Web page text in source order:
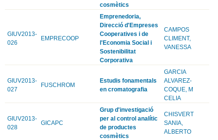
cosmètics
GIUV2013-
026
EMPRECOOP
Emprenedoria,
Direcció d'Empreses
Cooperatives i de
l'Economia Social i
Sostenibilitat
Corporativa
CAMPOS
CLIMENT,
VANESSA
GIUV2013-
027
FUSCHROM
Estudis fonamentals
en cromatografia
GARCIA
ALVAREZ-
COQUE, M
CELIA
GIUV2013-
028
GICAPC
Grup d'investigació
per al control analític
de productes
cosmètics
CHISVERT
SANIA,
ALBERTO